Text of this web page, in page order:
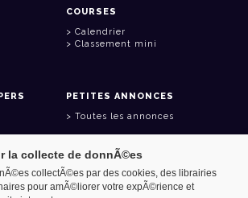
COURSES
Calendrier
Classement mini
PETITES ANNONCES
Toutes les annonces
la collecte de donnÃ©es
collectÃ©es par des cookies, des librairies
pour amÃ©liorer votre expÃ©rience et